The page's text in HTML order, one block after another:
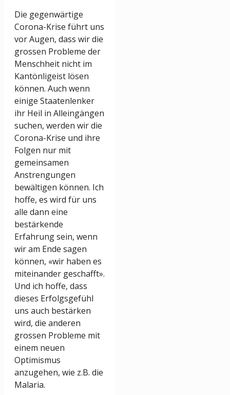
Die gegenwärtige
Corona-Krise führt uns
vor Augen, dass wir die
grossen Probleme der
Menschheit nicht im
Kantönligeist lösen
können. Auch wenn
einige Staatenlenker
ihr Heil in Alleingängen
suchen, werden wir die
Corona-Krise und ihre
Folgen nur mit
gemeinsamen
Anstrengungen
bewältigen können. Ich
hoffe, es wird für uns
alle dann eine
bestärkende
Erfahrung sein, wenn
wir am Ende sagen
können, «wir haben es
miteinander geschafft».
Und ich hoffe, dass
dieses Erfolgsgefühl
uns auch bestärken
wird, die anderen
grossen Probleme mit
einem neuen
Optimismus
anzugehen, wie z.B. die
Malaria.